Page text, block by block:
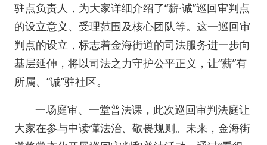
驻点负责人，为大家详细介绍了“薪·诚”巡回审判点
的设立意义、受理范围及核心团队等。这一巡回审
判点的设立，标志着金海街道的司法服务进一步向
基层延伸，将以司法之力守护公平正义，让“薪”有
所属、“诚”驻社区。
一场庭审、一堂普法课，此次巡回审判法庭让
大家在参与中读懂法治、敬畏规则。未来，金海街